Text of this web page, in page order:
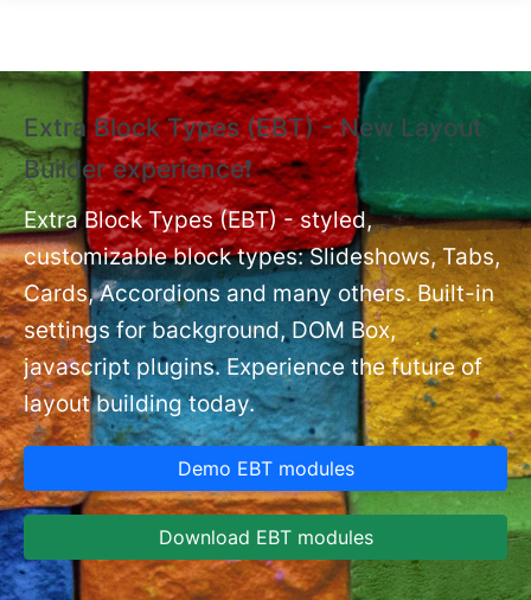
Extra Block Types (EBT) - New Layout
Builder experience❗
Extra Block Types (EBT) - styled,
customizable block types: Slideshows, Tabs,
Cards, Accordions and many others. Built-in
settings for background, DOM Box,
javascript plugins. Experience the future of
layout building today.
Demo EBT modules
Download EBT modules